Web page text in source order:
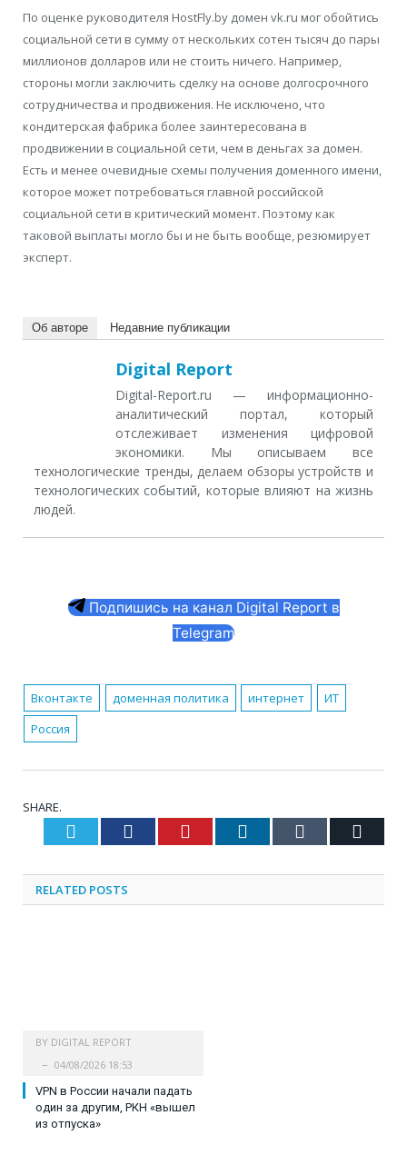
По оценке руководителя HostFly.by домен vk.ru мог обойтись
социальной сети в сумму от нескольких сотен тысяч до пары
миллионов долларов или не стоить ничего. Например,
стороны могли заключить сделку на основе долгосрочного
сотрудничества и продвижения. Не исключено, что
кондитерская фабрика более заинтересована в
продвижении в социальной сети, чем в деньгах за домен.
Есть и менее очевидные схемы получения доменного имени,
которое может потребоваться главной российской
социальной сети в критический момент. Поэтому как
таковой выплаты могло бы и не быть вообще, резюмирует
эксперт.
Об авторе Недавние публикации
Digital Report
Digital-Report.ru — информационно-
аналитический портал, который
отслеживает изменения цифровой
экономики. Мы описываем все
технологические тренды, делаем обзоры устройств и
технологических событий, которые влияют на жизнь
людей.
Подпишись на канал Digital Report в
Telegram
Вконтакте доменная политика интернет
ИТ
Россия
SHARE.
Twitter Facebook Pinterest LinkedIn Tumblr
RELATED POSTS
BY DIGITAL REPORT
04/08/2026 18:53
VPN в России начали падать
один за другим, РКН «вышел
из отпуска»